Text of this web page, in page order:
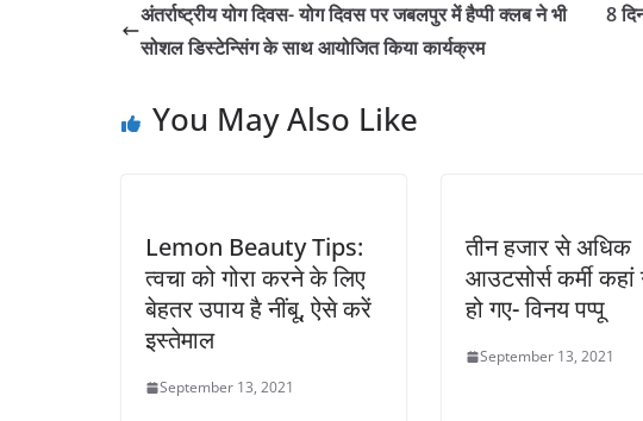
अंतर्राष्ट्रीय योग दिवस- योग दिवस पर जबलपुर में हैप्पी क्लब ने भी
सोशल डिस्टेन्सिंग के साथ आयोजित किया कार्यक्रम
8
You May Also Like
Lemon Beauty Tips:
त्वचा को गोरा करने के लिए
बेहतर उपाय है नींबू, ऐसे करें
इस्तेमाल
September 13, 2021
तीन हजार से अधिक
आउटसोर्स कर्मी कहां
हो गए- विनय पप्पू
September 13, 2021